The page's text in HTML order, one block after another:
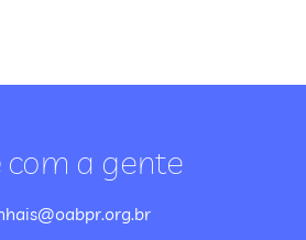
com a gente